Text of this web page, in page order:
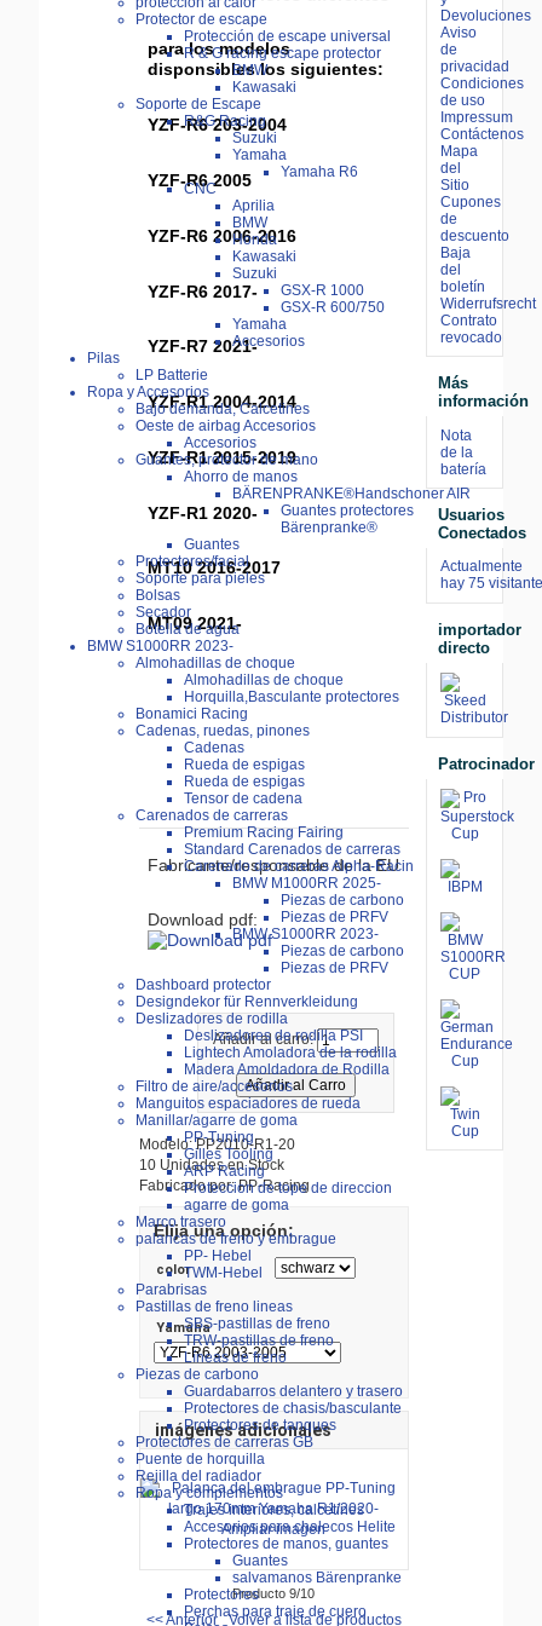
Protector de escape
Protección de escape universal
R & G racing escape protector
BMW
Kawasaki
Soporte de Escape
R&G Racing
Suzuki
Yamaha
Yamaha R6
CNC
Aprilia
BMW
Honda
Kawasaki
Suzuki
GSX-R 1000
GSX-R 600/750
Yamaha
Accesorios
Pilas
LP Batterie
Ropa y Accesorios
Bajo demanda, Calcetines
Oeste de airbag Accesorios
Accesorios
Guantes, protector de mano
Ahorro de manos
BÄRENPRANKE®Handschoner AIR
Guantes protectores
Bärenpranke®
Guantes
Protectores/facial
Soporte para pieles
Bolsas
Secador
Botella de agua
BMW S1000RR 2023-
Almohadillas de choque
Almohadillas de choque
Horquilla,Basculante protectores
Bonamici Racing
Cadenas, ruedas, pinones
Cadenas
Rueda de espigas
Rueda de espigas
Tensor de cadena
Carenados de carreras
Premium Racing Fairing
Standard Carenados de carreras
Carenado de carreras Alpha-Racin
BMW M1000RR 2025-
Piezas de carbono
Piezas de PRFV
BMW S1000RR 2023-
Piezas de carbono
Piezas de PRFV
Dashboard protector
Designdekor für Rennverkleidung
Deslizadores de rodilla
Deslizadores de rodilla PSI
Lightech Amoladora de la rodilla
Madera Amoldadora de Rodilla
Filtro de aire/accesorios
Manguitos espaciadores de rueda
Manillar/agarre de goma
PP-Tuning
Gilles Tooling
ARP Racing
Proteccion de tope de direccion
agarre de goma
Marco trasero
palancas de freno y embrague
PP- Hebel
TWM-Hebel
Parabrisas
Pastillas de freno lineas
SBS-pastillas de freno
TRW-pastillas de freno
Líneas de freno
Piezas de carbono
Guardabarros delantero y trasero
Protectores de chasis/basculante
Protectores de tanques
Protectores de carreras GB
Puente de horquilla
Rejilla del radiador
Ropa y complementos
Trajes interiores, calcetines
Accesorios para chalecos Helite
Protectores de manos, guantes
Guantes
salvamanos Bärenpranke
Protectores
Perchas para traje de cuero
para los modelos
disponsibles los siguientes:
YZF-R6 203-2004
YZF-R6 2005
YZF-R6 2006-2016
YZF-R6 2017-
YZF-R7 2021-
YZF-R1 2004-2014
YZF-R1 2015-2019
YZF-R1 2020-
MT10 2016-2017
MT09 2021-
Fabricante/responsable de la EU
Download pdf:
Añadir al carro:
Modelo: PP2010-R1-20
10 Unidades en Stock
Fabricado por: PP-Racing
Elija una opción:
color
Yamáha
imágenes adicionales
Ampliar imagen
Producto 9/10
<< Anterior Volver a lista de productos
Devoluciones
Aviso
de
privacidad
Condiciones
de uso
Impressum
Contáctenos
Mapa
del
Sitio
Cupones
de
descuento
Baja
del
boletín
Widerrufsrecht
Contrato
revocado
Más
información
Nota
de la
batería
Usuarios
Conectados
Actualmente
hay 75
importador
directo
Patrocinador